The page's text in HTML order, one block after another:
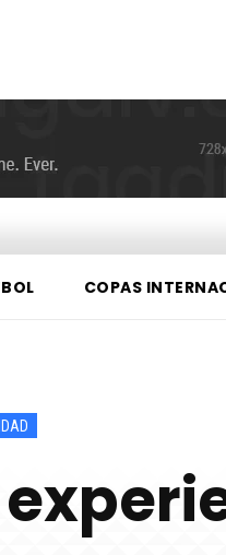
COPAS